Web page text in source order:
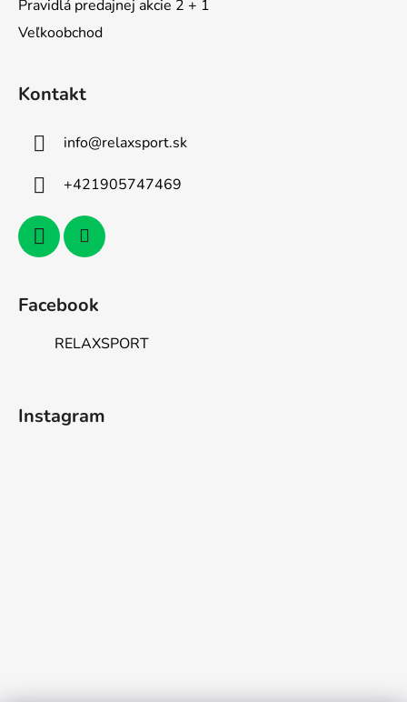
Pravidlá predajnej akcie 2 + 1
Veľkoobchod
Kontakt
info@relaxsport.sk
+421905747469
Facebook
RELAXSPORT
Instagram